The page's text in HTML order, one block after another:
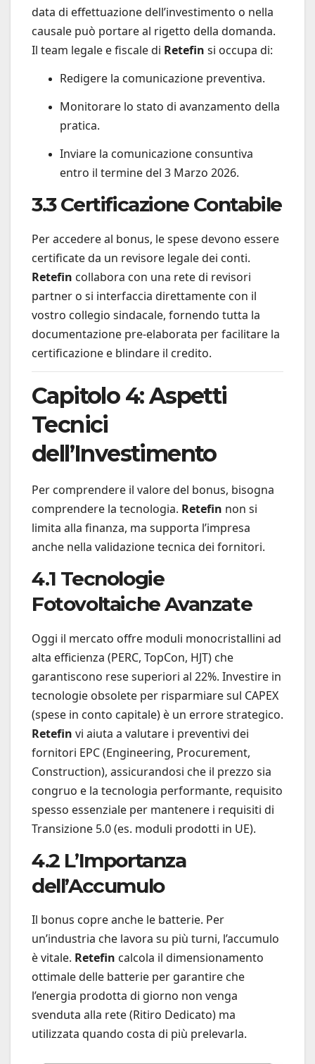
data di effettuazione dell’investimento o nella
causale può portare al rigetto della domanda.
Il team legale e fiscale di Retefin si occupa di:
Redigere la comunicazione preventiva.
Monitorare lo stato di avanzamento della
pratica.
Inviare la comunicazione consuntiva
entro il termine del 3 Marzo 2026.
3.3 Certificazione Contabile
Per accedere al bonus, le spese devono essere
certificate da un revisore legale dei conti.
Retefin collabora con una rete di revisori
partner o si interfaccia direttamente con il
vostro collegio sindacale, fornendo tutta la
documentazione pre-elaborata per facilitare la
certificazione e blindare il credito.
Capitolo 4: Aspetti
Tecnici
dell’Investimento
Per comprendere il valore del bonus, bisogna
comprendere la tecnologia. Retefin non si
limita alla finanza, ma supporta l’impresa
anche nella validazione tecnica dei fornitori.
4.1 Tecnologie
Fotovoltaiche Avanzate
Oggi il mercato offre moduli monocristallini ad
alta efficienza (PERC, TopCon, HJT) che
garantiscono rese superiori al 22%. Investire in
tecnologie obsolete per risparmiare sul CAPEX
(spese in conto capitale) è un errore strategico.
Retefin vi aiuta a valutare i preventivi dei
fornitori EPC (Engineering, Procurement,
Construction), assicurandosi che il prezzo sia
congruo e la tecnologia performante, requisito
spesso essenziale per mantenere i requisiti di
Transizione 5.0 (es. moduli prodotti in UE).
4.2 L’Importanza
dell’Accumulo
Il bonus copre anche le batterie. Per
un’industria che lavora su più turni, l’accumulo
è vitale. Retefin calcola il dimensionamento
ottimale delle batterie per garantire che
l’energia prodotta di giorno non venga
svenduta alla rete (Ritiro Dedicato) ma
utilizzata quando costa di più prelevarla.